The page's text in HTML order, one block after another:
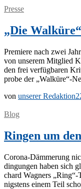
Presse
„Die
Pre­mie­re nach zwei
von un­se­rem Mit­glied
den frei ver­füg­ba­ren
pro­be der „Walküre“-
von unserer Redaktion
Blog
Ringen um
Co­ro­­na-Däm­­me­rung
din­gun­gen ha­ben sich
chard Wag­ners
nigs­tens ei­nem Teil